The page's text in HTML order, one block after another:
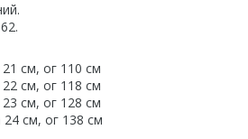
см, ог 110 см
см, ог 118 см
см, ог 128 см
см, ог 138 см